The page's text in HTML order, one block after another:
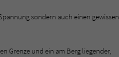
sondern auch einen gewissen
Grenze und ein am Berg liegender,